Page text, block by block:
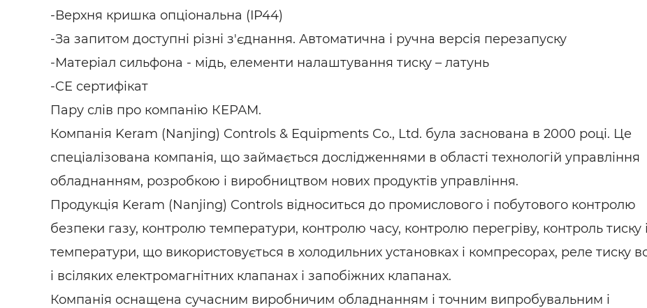
-Верхня кришка опціональна (IP44)
-За запитом доступні різні з'єднання. Автоматична і ручна версія перезапуску
-Матеріал сильфона - мідь, елементи налаштування тиску – латунь
-CE сертифікат
Пару слів про компанію КЕРАМ.
Компанія Keram (Nanjing) Controls & Equipments Co., Ltd. була заснована в 2000 році. Це
спеціалізована компанія, що займається дослідженнями в області технологій управління
обладнанням, розробкою і виробництвом нових продуктів управління.
Продукція Keram (Nanjing) Controls відноситься до промислового і побутового контролю
безпеки газу, контролю температури, контролю часу, контролю перегріву, контроль тиску і
температури, що використовується в холодильних установках і компресорах, реле тиску
і всіляких електромагнітних клапанах і запобіжних клапанах.
Компанія оснащена сучасним виробничим обладнанням і точним випробувальним і